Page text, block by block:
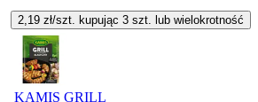
2,19 zł/szt. kupując 3 szt. lub wielokrotność
KAMIS GRILL